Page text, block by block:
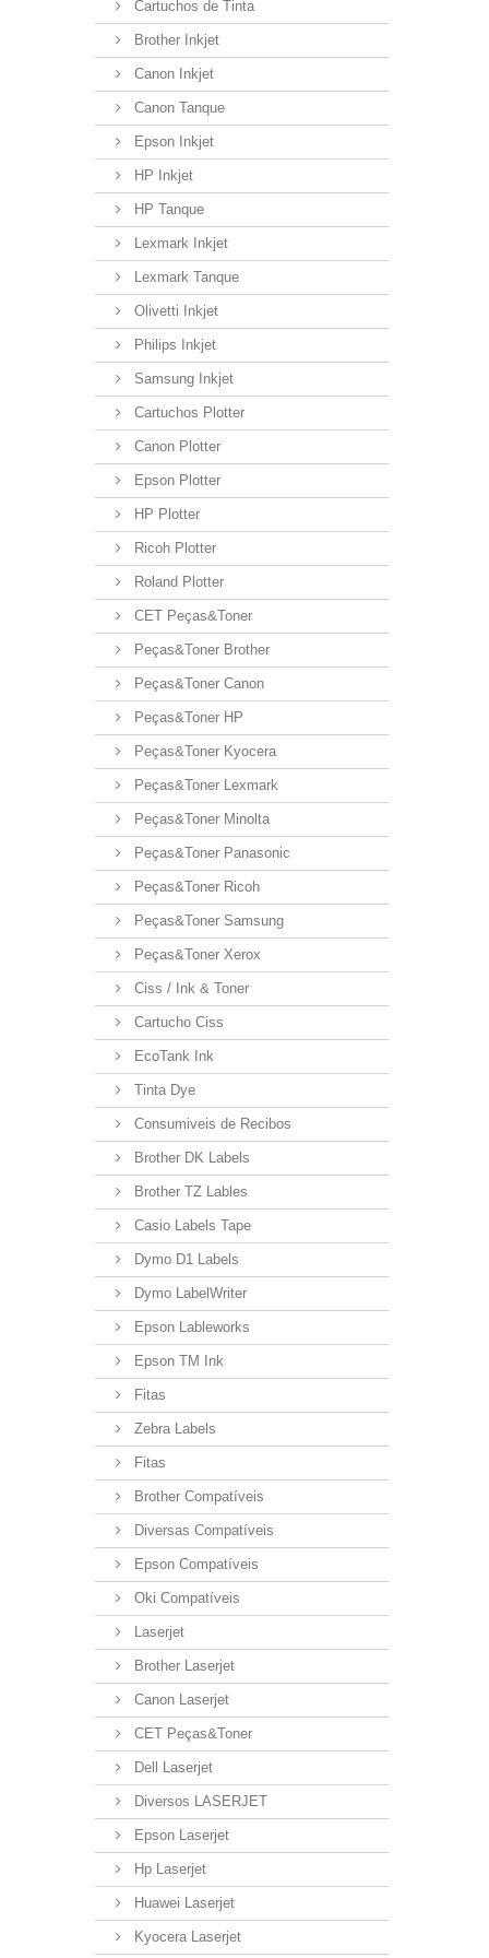
Cartuchos de Tinta
Brother Inkjet
Canon Inkjet
Canon Tanque
Epson Inkjet
HP Inkjet
HP Tanque
Lexmark Inkjet
Lexmark Tanque
Olivetti Inkjet
Philips Inkjet
Samsung Inkjet
Cartuchos Plotter
Canon Plotter
Epson Plotter
HP Plotter
Ricoh Plotter
Roland Plotter
CET Peças&Toner
Peças&Toner Brother
Peças&Toner Canon
Peças&Toner HP
Peças&Toner Kyocera
Peças&Toner Lexmark
Peças&Toner Minolta
Peças&Toner Panasonic
Peças&Toner Ricoh
Peças&Toner Samsung
Peças&Toner Xerox
Ciss / Ink & Toner
Cartucho Ciss
EcoTank Ink
Tinta Dye
Consumiveis de Recibos
Brother DK Labels
Brother TZ Lables
Casio Labels Tape
Dymo D1 Labels
Dymo LabelWriter
Epson Lableworks
Epson TM Ink
Fitas
Zebra Labels
Fitas
Brother Compatíveis
Diversas Compatíveis
Epson Compatíveis
Oki Compatíveis
Laserjet
Brother Laserjet
Canon Laserjet
CET Peças&Toner
Dell Laserjet
Diversos LASERJET
Epson Laserjet
Hp Laserjet
Huawei Laserjet
Kyocera Laserjet